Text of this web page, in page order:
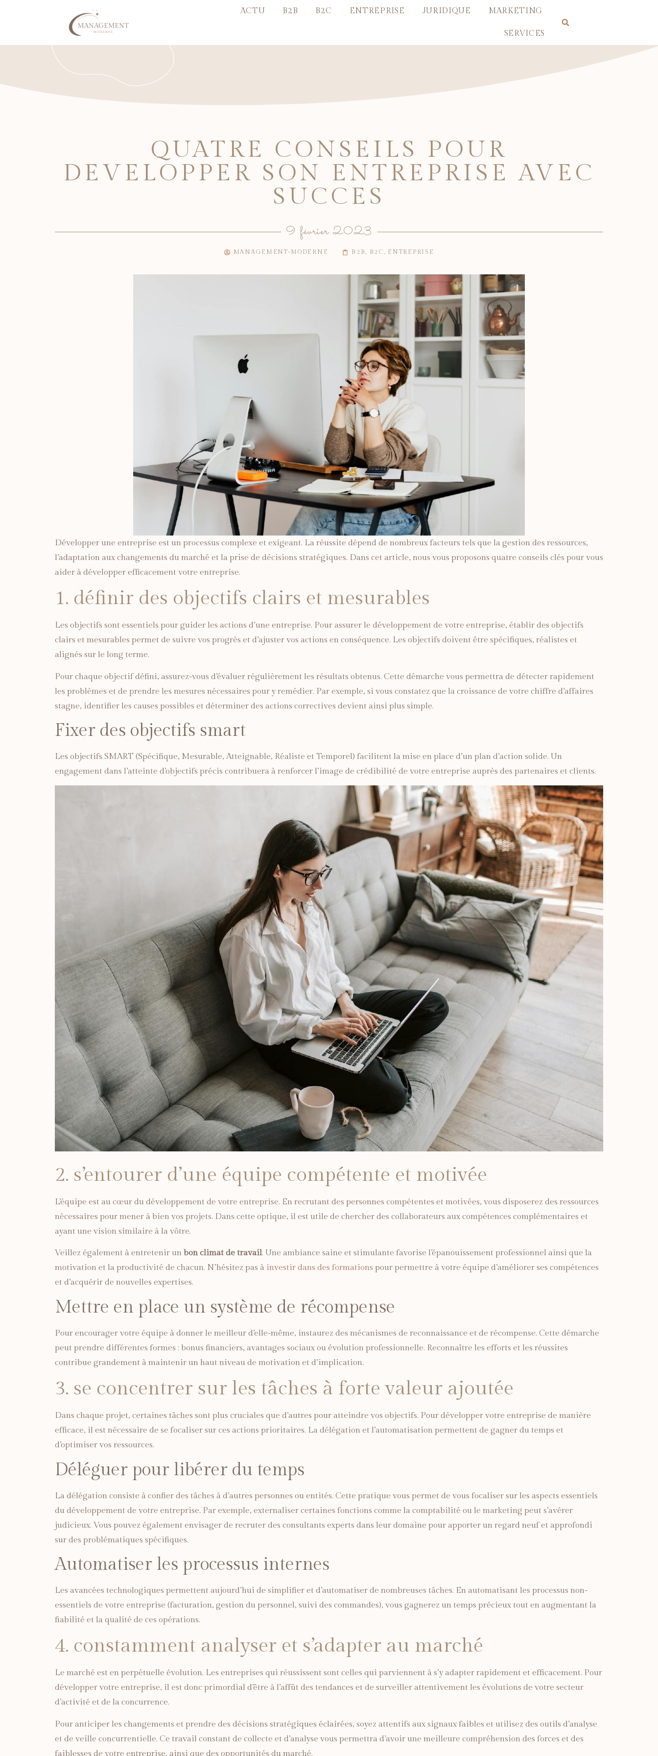
ACTU B2B B2C ENTREPRISE JURIDIQUE MARKETING
SERVICES
QUATRE CONSEILS POUR
DEVELOPPER SON ENTREPRISE AVEC
SUCCES
9 février 2023
MANAGEMENT-MODERNE B2B, B2C, ENTREPRISE
Développer une entreprise est un processus complexe et exigeant. La réussite dépend de nombreux facteurs tels que la gestion des ressources,
l’adaptation aux changements du marché et la prise de décisions stratégiques. Dans cet article, nous vous proposons quatre conseils clés pour vous
aider à développer efficacement votre entreprise.
1. définir des objectifs clairs et mesurables
Les objectifs sont essentiels pour guider les actions d’une entreprise. Pour assurer le développement de votre entreprise, établir des objectifs
clairs et mesurables permet de suivre vos progrès et d’ajuster vos actions en conséquence. Les objectifs doivent être spécifiques, réalistes et
alignés sur le long terme.
Pour chaque objectif défini, assurez-vous d’évaluer régulièrement les résultats obtenus. Cette démarche vous permettra de détecter rapidement
les problèmes et de prendre les mesures nécessaires pour y remédier. Par exemple, si vous constatez que la croissance de votre chiffre d’affaires
stagne, identifier les causes possibles et déterminer des actions correctives devient ainsi plus simple.
Fixer des objectifs smart
Les objectifs SMART (Spécifique, Mesurable, Atteignable, Réaliste et Temporel) facilitent la mise en place d’un plan d’action solide. Un
engagement dans l’atteinte d’objectifs précis contribuera à renforcer l’image de crédibilité de votre entreprise auprès des partenaires et clients.
2. s’entourer d’une équipe compétente et motivée
L’équipe est au cœur du développement de votre entreprise. En recrutant des personnes compétentes et motivées, vous disposerez des ressources
nécessaires pour mener à bien vos projets. Dans cette optique, il est utile de chercher des collaborateurs aux compétences complémentaires et
ayant une vision similaire à la vôtre.
Veillez également à entretenir un bon climat de travail. Une ambiance saine et stimulante favorise l’épanouissement professionnel ainsi que la
motivation et la productivité de chacun. N’hésitez pas à investir dans des formations pour permettre à votre équipe d’améliorer ses compétences
et d’acquérir de nouvelles expertises.
Mettre en place un système de récompense
Pour encourager votre équipe à donner le meilleur d’elle-même, instaurez des mécanismes de reconnaissance et de récompense. Cette démarche
peut prendre différentes formes : bonus financiers, avantages sociaux ou évolution professionnelle. Reconnaître les efforts et les réussites
contribue grandement à maintenir un haut niveau de motivation et d’implication.
3. se concentrer sur les tâches à forte valeur ajoutée
Dans chaque projet, certaines tâches sont plus cruciales que d’autres pour atteindre vos objectifs. Pour développer votre entreprise de manière
efficace, il est nécessaire de se focaliser sur ces actions prioritaires. La délégation et l’automatisation permettent de gagner du temps et
d’optimiser vos ressources.
Déléguer pour libérer du temps
La délégation consiste à confier des tâches à d’autres personnes ou entités. Cette pratique vous permet de vous focaliser sur les aspects essentiels
du développement de votre entreprise. Par exemple, externaliser certaines fonctions comme la comptabilité ou le marketing peut s’avérer
judicieux. Vous pouvez également envisager de recruter des consultants experts dans leur domaine pour apporter un regard neuf et approfondi
sur des problématiques spécifiques.
Automatiser les processus internes
Les avancées technologiques permettent aujourd’hui de simplifier et d’automatiser de nombreuses tâches. En automatisant les processus non-
essentiels de votre entreprise (facturation, gestion du personnel, suivi des commandes), vous gagnerez un temps précieux tout en augmentant la
fiabilité et la qualité de ces opérations.
4. constamment analyser et s’adapter au marché
Le marché est en perpétuelle évolution. Les entreprises qui réussissent sont celles qui parviennent à s’y adapter rapidement et efficacement. Pour
développer votre entreprise, il est donc primordial d’être à l’affût des tendances et de surveiller attentivement les évolutions de votre secteur
d’activité et de la concurrence.
Pour anticiper les changements et prendre des décisions stratégiques éclairées, soyez attentifs aux signaux faibles et utilisez des outils d’analyse
et de veille concurrentielle. Ce travail constant de collecte et d’analyse vous permettra d’avoir une meilleure compréhension des forces et des
faiblesses de votre entreprise, ainsi que des opportunités du marché.